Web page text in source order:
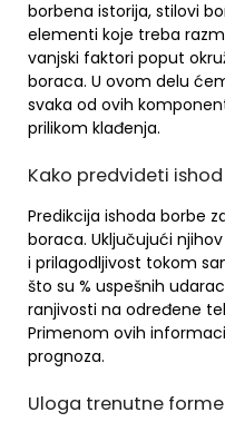
borbena istorija, stilovi
elementi koje treba
vanjski faktori poput
boraca. U ovom delu
svaka od ovih
prilikom klađenja.
Kako predvideti
Predikcija ishoda borbe
boraca. Uključujući
i prilagodljivost tokom
što su % uspešnih
ranjivosti na određene
Primenom ovih
prognoza.
Uloga trenutne